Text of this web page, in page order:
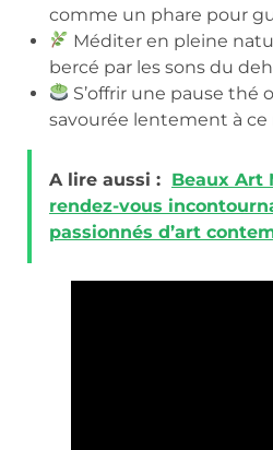
comme un phare pour
Méditer en pleine
bercé par les sons du
S’offrir une pause thé
savourée lentement à
A lire aussi : Beaux Art
rendez-vous
passionnés d’art